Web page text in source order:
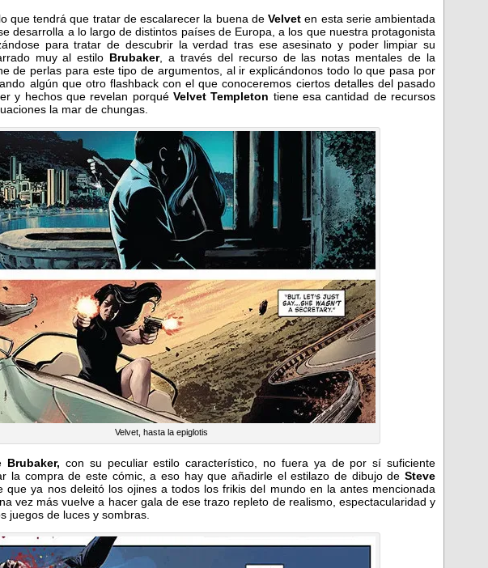
que tendrá que tratar de escalarecer la buena deVelvet en esta serie ambientada
desarrolla a lo largo de distintos países de Europa, a los que nuestra protagonista
para tratar de descubrir la verdad tras ese asesinato y poder limpiar su
muy al estilo Brubaker, a través del recurso de las notas mentales de la
de perlas para este tipo de argumentos, al ir explicándonos todo lo que pasa por
algún que otro flashback con el que conoceremos ciertos detalles del pasado
y hechos que revelan porqué Velvet Templeton tiene esa cantidad de recursos
la mar de chungas.
Velvet, hasta la epiglotis
Brubaker, con su peculiar estilo característico, no fuera ya de por sí suficiente
la compra de este cómic, a eso hay que añadirle el estilazo de dibujo de Steve
que ya nos deleitó los ojines a todos los frikis del mundo en la antes mencionada
vez más vuelve a hacer gala de ese trazo repleto de realismo, espectacularidad y
juegos de luces y sombras.